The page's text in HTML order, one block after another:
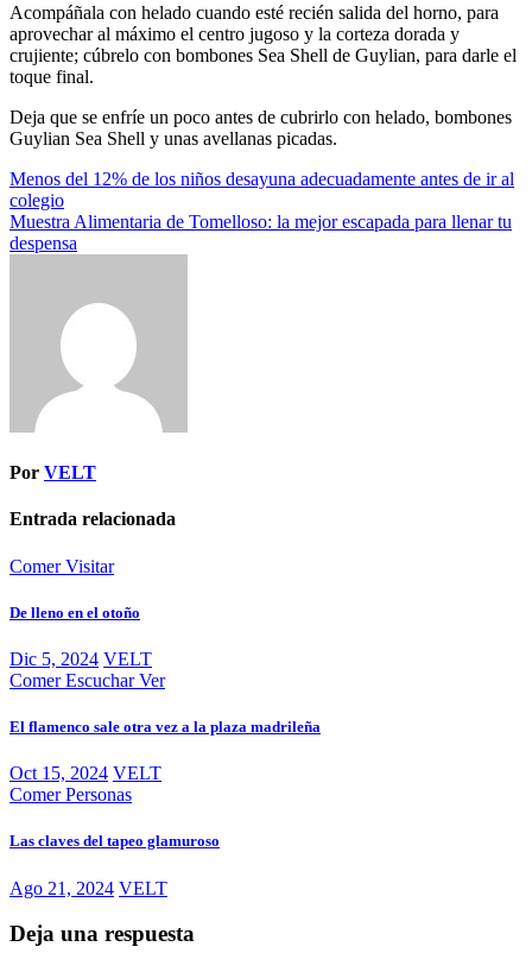
Acompáñala con helado cuando esté recién salida del horno, para
aprovechar al máximo el centro jugoso y la corteza dorada y
crujiente; cúbrelo con bombones Sea Shell de Guylian, para darle el
toque final.
Deja que se enfríe un poco antes de cubrirlo con helado, bombones
Guylian Sea Shell y unas avellanas picadas.
Navegación
de
entradas
Menos del 12% de los niños desayuna adecuadamente antes de ir al
colegio
Muestra Alimentaria de Tomelloso: la mejor escapada para llenar tu
despensa
Por VELT
Entrada relacionada
ComerVisitar
De lleno en el otoño
Dic 5, 2024 VELT
ComerEscucharVer
El flamenco sale otra vez a la plaza madrileña
Oct 15, 2024 VELT
ComerPersonas
Las claves del tapeo glamuroso
Ago 21, 2024 VELT
Deja una respuesta